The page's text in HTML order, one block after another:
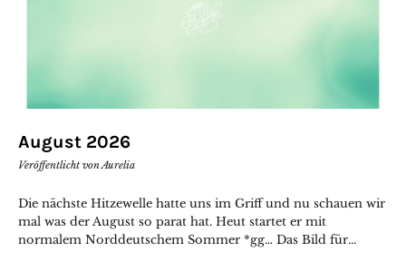
August 2026
Veröffentlicht vonAurelia
Die nächste Hitzewelle hatte uns im Griff und nu schauen wir
mal was der August so parat hat. Heut startet er mit
normalem Norddeutschem Sommer *gg… Das Bild für...